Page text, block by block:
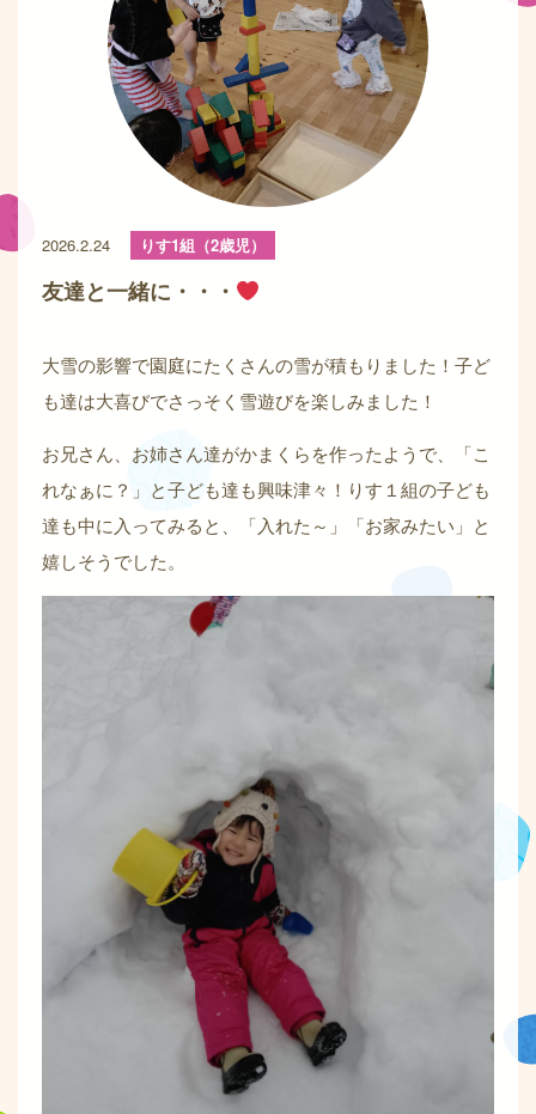
2026.2.24 りす1組（2歳児）
友達と一緒に・・・
大雪の影響で園庭にたくさんの雪が積もりました！子ど
も達は大喜びでさっそく雪遊びを楽しみました！
お兄さん、お姉さん達がかまくらを作ったようで、「こ
れなぁに？」と子ども達も興味津々！りす１組の子ども
達も中に入ってみると、「入れた～」「お家みたい」と
嬉しそうでした。